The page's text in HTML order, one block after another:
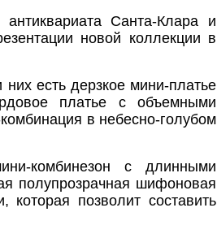
Санта-Клара и
новой коллекции в
есть дерзкое мини-платье
платье с объемными
в небесно-голубом
комбинезон с длинными
полупрозрачная шифоновая
позволит составить